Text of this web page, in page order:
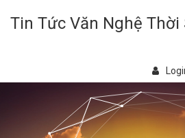
Tin Tức Văn Nghệ Thời